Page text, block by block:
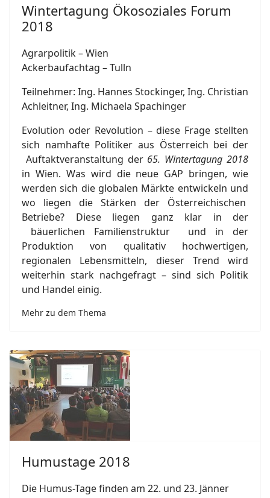
Wintertagung Ökosoziales Forum
2018
Agrarpolitik – Wien
Ackerbaufachtag – Tulln
Teilnehmer: Ing. Hannes Stockinger, Ing. Christian
Achleitner, Ing. Michaela Spachinger
Evolution oder Revolution – diese Frage stellten
sich namhafte Politiker aus Österreich bei der
Auftaktveranstaltung der 65. Wintertagung 2018
in Wien. Was wird die neue GAP bringen, wie
werden sich die globalen Märkte entwickeln und
wo liegen die Stärken der Österreichischen
Betriebe? Diese liegen ganz klar in der
bäuerlichen Familienstruktur und in der
Produktion von qualitativ hochwertigen,
regionalen Lebensmitteln, dieser Trend wird
weiterhin stark nachgefragt – sind sich Politik
und Handel einig.
Mehr zu dem Thema
Humustage 2018
Die Humus-Tage finden am 22. und 23. Jänner